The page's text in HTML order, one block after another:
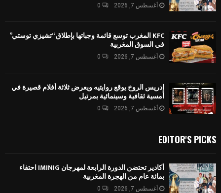
أغسطس 7, 2026 0
KFC المغرب توسع قائمة وجباتها بإطلاق “تشيزي توستي”
في السوق المغربية
أغسطس 7, 2026 0
إدريس الروخ يوقع روايتيه ويعرض ثلاثة أفلام قصيرة في
أمسية ثقافية وسينمائية بمرتيل
أغسطس 7, 2026 0
EDITOR'S PICKS
أكادير تحتضن الدورة الرابعة لمهرجان IMINIG احتفاء
بمائة عام من الهجرة المغربية
أغسطس 7, 2026 0